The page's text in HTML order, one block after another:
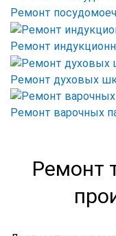
Ремонт
Ремонт
Ремонт духовых
Ремонт варочных
Ремонт